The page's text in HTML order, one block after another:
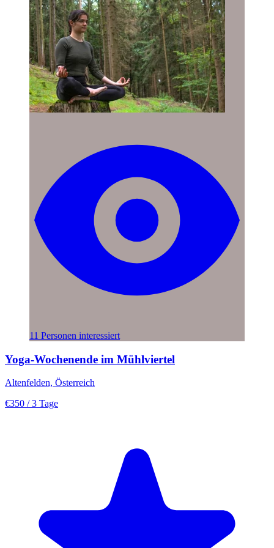
11 Personen interessiert
Yoga-Wochenende im Mühlviertel
Altenfelden, Österreich
€350 / 3 Tage